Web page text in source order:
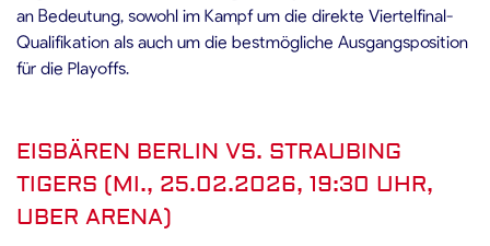
an Bedeutung, sowohl im Kampf um die direkte Viertelfinal-
Qualifikation als auch um die bestmögliche Ausgangsposition
für die Playoffs.
EISBÄREN BERLIN VS. STRAUBING
TIGERS (MI., 25.02.2026, 19:30 UHR,
UBER ARENA)